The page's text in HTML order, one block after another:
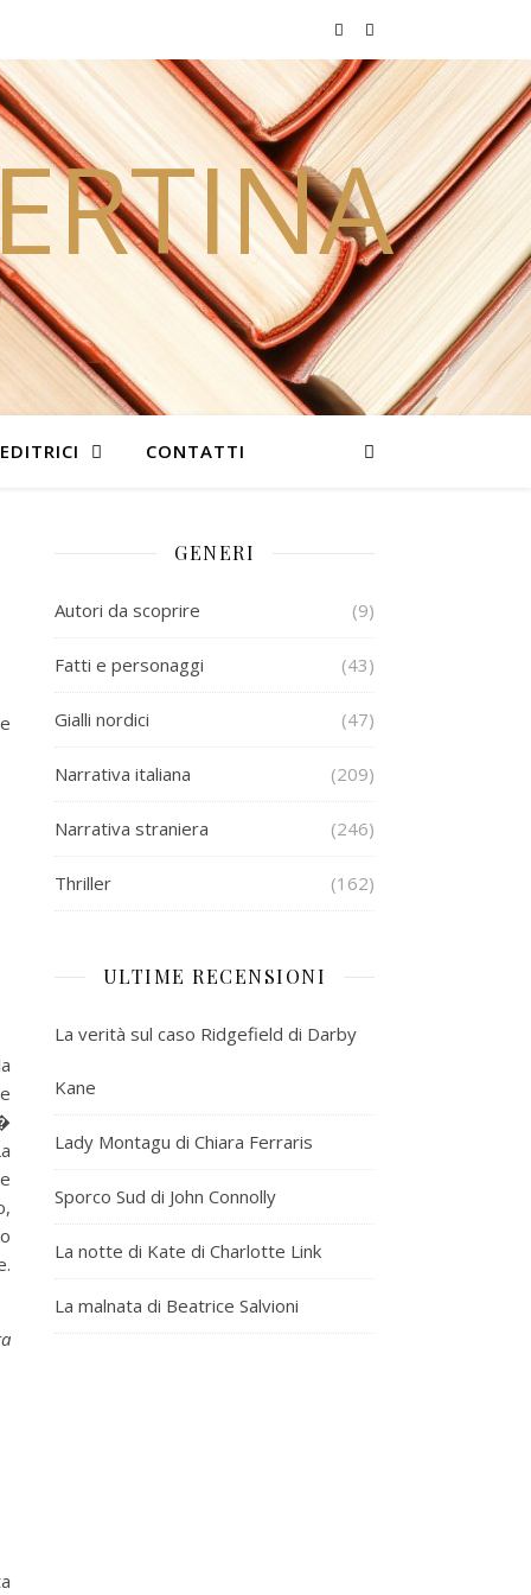
CONTATTI
GENERI
Autori da scoprire (9)
Fatti e personaggi (43)
Gialli nordici (47)
Narrativa italiana (209)
Narrativa straniera (246)
Thriller (162)
ULTIME RECENSIONI
La verità sul caso Ridgefield di Darby
Kane
Lady Montagu di Chiara Ferraris
Sporco Sud di John Connolly
La notte di Kate di Charlotte Link
La malnata di Beatrice Salvioni